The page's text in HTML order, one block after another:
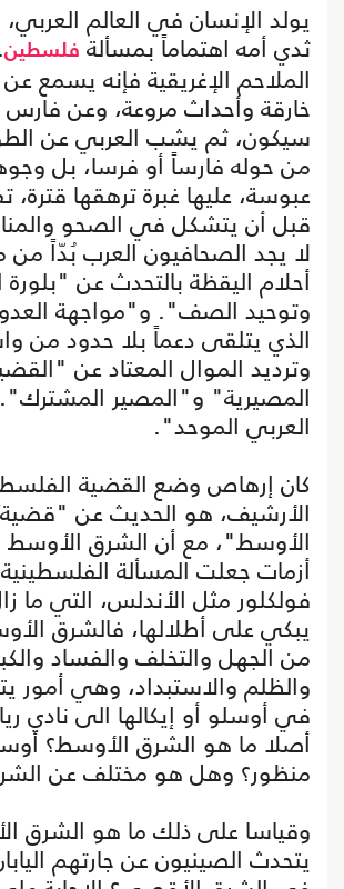
يولد الإنسان في العالم
ثدي أمه اهتماماً بمسألة فلسطين
الملاحم الإغريقية فإنه يسمع
خارقة وأحداث مروعة، وعن فارس
سيكون، ثم يشب العربي عن
من حوله فارساً أو فرسا، بل
عبوسة، عليها غبرة ترهقها قترة،
قبل أن يتشكل في الصحو
لا يجد الصحافيون العرب بُدّاً
أحلام اليقظة بالتحدث عن
وتوحيد الصف". و"مواجهة
الذي يتلقى دعماً بلا حدود من
وترديد الموال المعتاد عن
المصيرية" و"المصير
العربي الموحد".
كان إرهاص وضع القضية
الأرشيف، هو الحديث عن
الأوسط"، مع أن الشرق
أزمات جعلت المسألة
فولكلور مثل الأندلس، التي ما
يبكي على أطلالها، فالشرق
من الجهل والتخلف والفساد
والظلم والاستبداد، وهي أمور
في أوسلو أو إيكالها الى نادي
أصلا ما هو الشرق الأوسط؟
منظور؟ وهل هو مختلف عن
وقياسا على ذلك ما هو الشرق
يتحدث الصينيون عن جارتهم